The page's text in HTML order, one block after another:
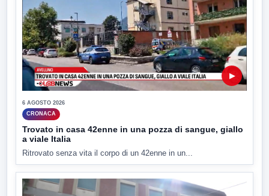
▶
6 AGOSTO 2026
CRONACA
Trovato in casa 42enne in una pozza di sangue, giallo
a viale Italia
Ritrovato senza vita il corpo di un 42enne in un...